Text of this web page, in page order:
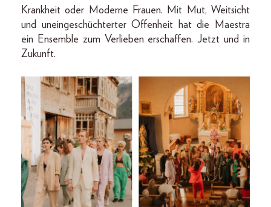
Krankheit oder Moderne Frauen. Mit Mut, Weitsicht
und uneingeschüchterter Offenheit hat die Maestra
ein Ensemble zum Verlieben erschaffen. Jetzt und in
Zukunft.